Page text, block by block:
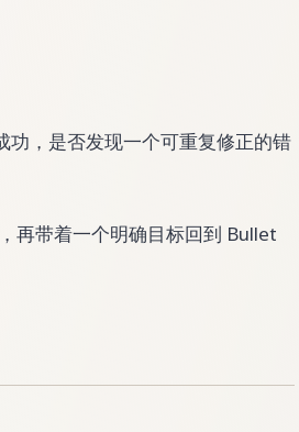
功，是否发现一个可重复修正的错
再带着一个明确目标回到 Bullet